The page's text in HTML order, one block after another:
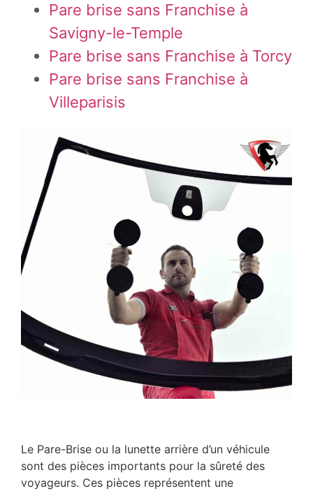
Pare brise sans Franchise à
Savigny-le-Temple
Pare brise sans Franchise à Torcy
Pare brise sans Franchise à
Villeparisis
Le Pare-Brise ou la lunette arrière d’un véhicule
sont des pièces importants pour la sûreté des
voyageurs. Ces pièces représentent une